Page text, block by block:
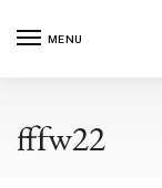
MENU
fffw22